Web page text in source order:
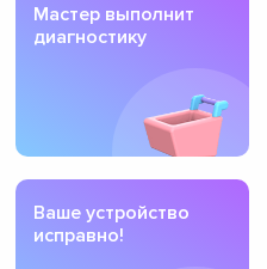
Мастер выполнит
диагностику
Ваше устройство
исправно!